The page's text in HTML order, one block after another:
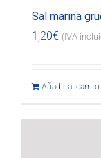
Sal marina
1,20€ (IVA
Añadir al carrito